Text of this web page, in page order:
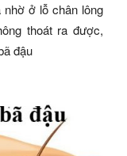
ở lỗ chân lông
thoát ra được,
đậu